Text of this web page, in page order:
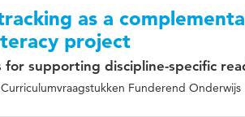
as a
project
supporting discipline-specific
Funderend Onderwijs